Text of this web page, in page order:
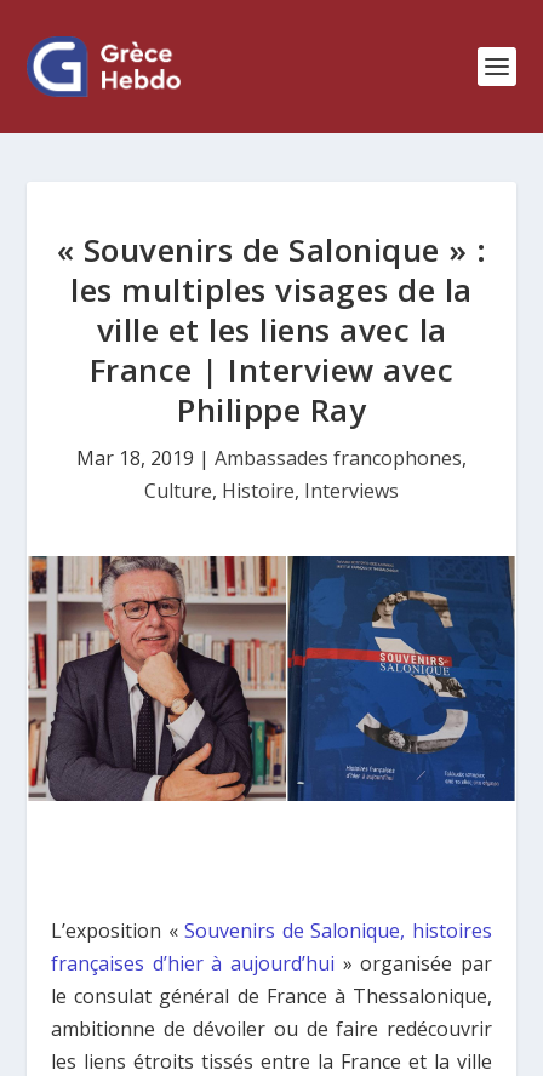
« Souvenirs de Salonique » :
les multiples visages de la
ville et les liens avec la
France | Interview avec
Philippe Ray
Mar 18, 2019 | Ambassades francophones,
Culture, Histoire, Interviews
L’exposition «Souvenirs de Salonique, histoires
françaises d’hier à aujourd’hui » organisée par
le consulat général de France à Thessalonique,
ambitionne de dévoiler ou de faire redécouvrir
les liens étroits tissés entre la France et la ville